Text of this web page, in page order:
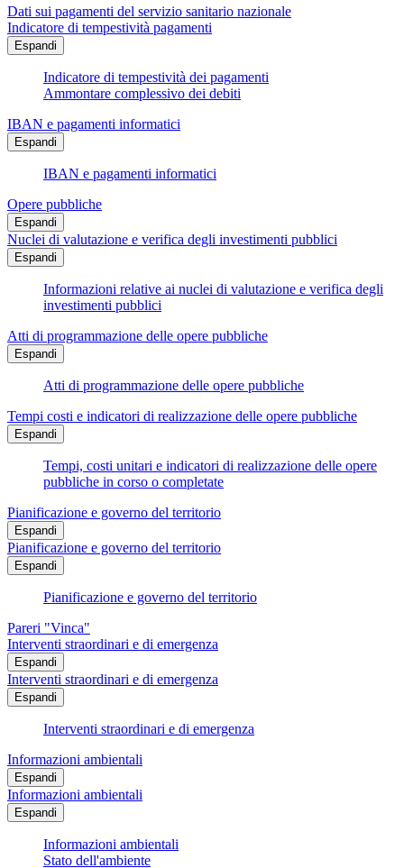
Dati sui pagamenti del servizio sanitario nazionale
Indicatore di tempestività pagamenti
Espandi
Indicatore di tempestività dei pagamenti
Ammontare complessivo dei debiti
IBAN e pagamenti informatici
Espandi
IBAN e pagamenti informatici
Opere pubbliche
Espandi
Nuclei di valutazione e verifica degli investimenti pubblici
Espandi
Informazioni relative ai nuclei di valutazione e verifica degli
investimenti pubblici
Atti di programmazione delle opere pubbliche
Espandi
Atti di programmazione delle opere pubbliche
Tempi costi e indicatori di realizzazione delle opere pubbliche
Espandi
Tempi, costi unitari e indicatori di realizzazione delle opere
pubbliche in corso o completate
Pianificazione e governo del territorio
Espandi
Pianificazione e governo del territorio
Espandi
Pianificazione e governo del territorio
Pareri "Vinca"
Interventi straordinari e di emergenza
Espandi
Interventi straordinari e di emergenza
Espandi
Interventi straordinari e di emergenza
Informazioni ambientali
Espandi
Informazioni ambientali
Espandi
Informazioni ambientali
Stato dell'ambiente